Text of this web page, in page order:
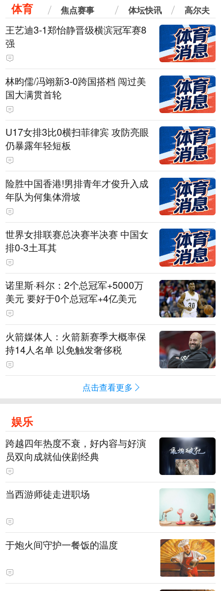
体育 焦点赛事 体坛快讯 高尔夫
王艺迪3-1郑怡静晋级横滨冠军赛8
强
林昀儒/冯翊新3-0跨国搭档 闯过美
国大满贯首轮
U17女排3比0横扫菲律宾 攻防亮眼
仍暴露年轻短板
险胜中国香港!男排青年才俊升入成
年队为何集体滑坡
世界女排联赛总决赛半决赛 中国女
排0-3土耳其
诺里斯·科尔：2个总冠军+5000万
美元 要好于0个总冠军+4亿美元
火箭媒体人：火箭新赛季大概率保
持14人名单 以免触发奢侈税
点击查看更多
娱乐
跨越四年热度不衰，好内容与好演
员双向成就仙侠剧经典
当西游师徒走进职场
于炮火间守护一餐饭的温度